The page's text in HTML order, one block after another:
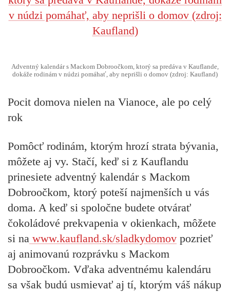
Adventný kalendár s Mackom Dobroočkom, ktorý sa predáva v Kauflande,
dokáže rodinám v núdzi pomáhať, aby neprišli o domov (zdroj: Kaufland)
Pocit domova nielen na Vianoce, ale po celý
rok
Pomôcť rodinám, ktorým hrozí strata bývania,
môžete aj vy. Stačí, keď si z Kauflandu
prinesiete adventný kalendár s Mackom
Dobroočkom, ktorý poteší najmenších u vás
doma. A keď si spoločne budete otvárať
čokoládové prekvapenia v okienkach, môžete
si na www.kaufland.sk/sladkydomov pozrieť
aj animovanú rozprávku s Mackom
Dobroočkom. Vďaka adventnému kalendáru
sa však budú usmievať aj tí, ktorým váš nákup